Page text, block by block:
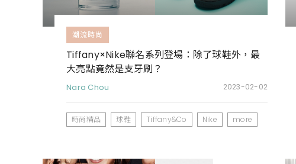
潮流時尚
Tiffany×Nike聯名系列登場：除了球鞋外，最
大亮點竟然是支牙刷？
Nara Chou 2023-02-02
時尚精品 球鞋 Tiffany&Co Nike more